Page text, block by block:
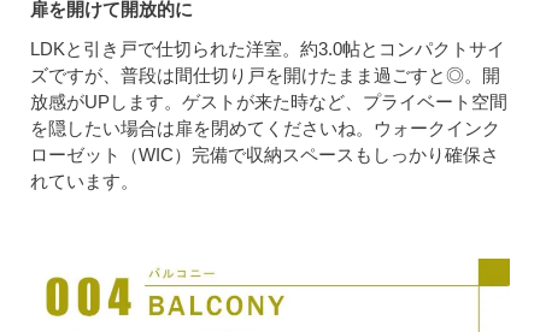
扉を開けて開放的に
LDKと引き戸で仕切られた洋室。約3.0帖とコンパクトサイ
ズですが、普段は間仕切り戸を開けたまま過ごすと◎。開
放感がUPします。ゲストが来た時など、プライベート空間
を隠したい場合は扉を閉めてくださいね。ウォークインク
ローゼット（WIC）完備で収納スペースもしっかり確保さ
れています。